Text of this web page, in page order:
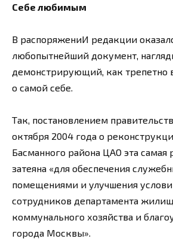
Себе любимым
В распоряжениИ редакции
любопытнейший документ,
демонстрирующий, как трепетно
о самой себе.
Так, постановлением
октября 2004 года о
Басманного района ЦАО эта самая
затеяна «для обеспечения
помещениями и улучшения
сотрудников департамента
коммунального хозяйства и
города Москвы».